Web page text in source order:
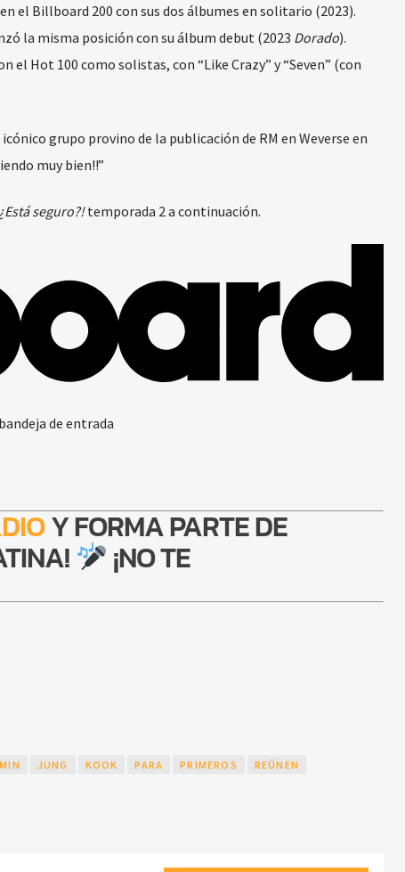
el Billboard 200 con sus dos álbumes en solitario (2023).
la misma posición con su álbum debut (2023 Dorado).
Hot 100 como solistas, con “Like Crazy” y “Seven” (con
grupo provino de la publicación de RM en Weverse en
muy bien!!”
seguro?!temporada 2 a continuación.
de entrada
Y FORMA PARTE DE
¡NO TE
JUNG KOOK PARA PRIMEROS REÚNEN